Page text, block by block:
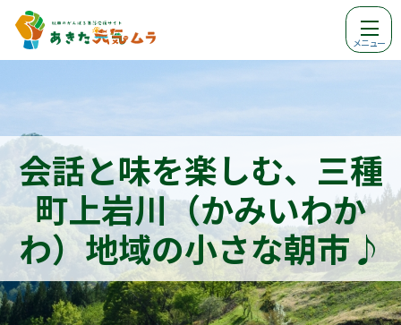
メニュー
会話と味を楽しむ、三種
町上岩川（かみいわか
わ）地域の小さな朝市♪